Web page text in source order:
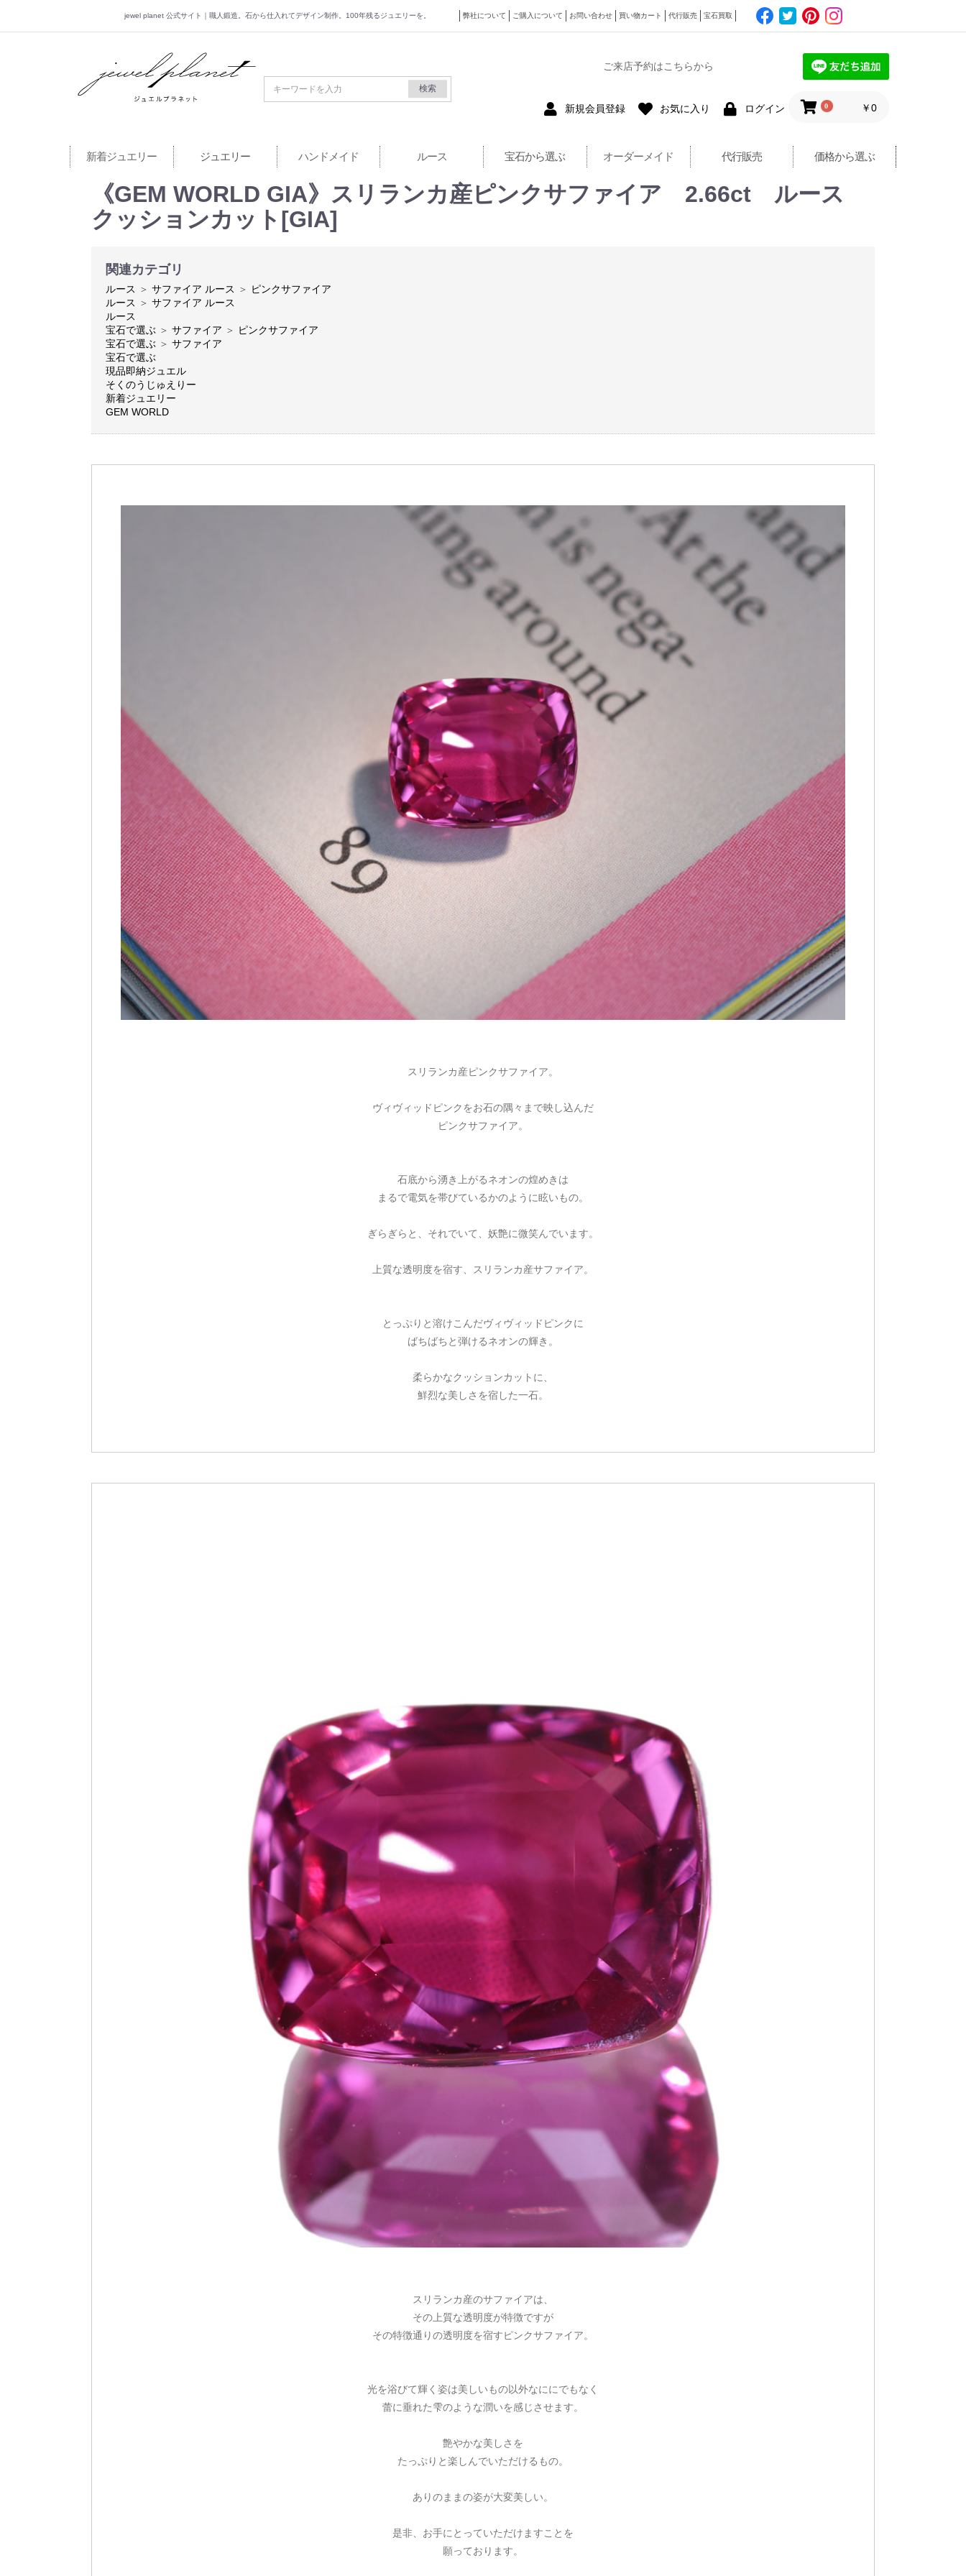
jewel planet 公式サイト｜職人鍛造。石から仕入れてデザイン制作。100年残るジュエリーを。 弊社について ご購入について お問い合わせ 買い物カート 代行販売 宝石買取
jewel planet 公式サイト
検索
ご来店予約はこちらから
新規会員登録 お気に入り ログイン 0 ￥0
新着ジュエリー ジュエリー ハンドメイド ルース 宝石から選ぶ オーダーメイド 代行販売 価格から選ぶ
《GEM WORLD GIA》スリランカ産ピンクサファイア 2.66ct ルース
クッションカット[GIA]
関連カテゴリ
ルース ＞ サファイア ルース ＞ ピンクサファイア
ルース ＞ サファイア ルース
ルース
宝石で選ぶ ＞ サファイア ＞ ピンクサファイア
宝石で選ぶ ＞ サファイア
宝石で選ぶ
現品即納ジュエル
そくのうじゅえりー
新着ジュエリー
GEM WORLD
スリランカ産ピンクサファイア。
ヴィヴィッドピンクをお石の隅々まで映し込んだ
ピンクサファイア。
石底から湧き上がるネオンの煌めきは
まるで電気を帯びているかのように眩いもの。
ぎらぎらと、それでいて、妖艶に微笑んでいます。
上質な透明度を宿す、スリランカ産サファイア。
とっぷりと溶けこんだヴィヴィッドピンクに
ばちばちと弾けるネオンの輝き。
柔らかなクッションカットに、
鮮烈な美しさを宿した一石。
スリランカ産のサファイアは、
その上質な透明度が特徴ですが
その特徴通りの透明度を宿すピンクサファイア。
光を浴びて輝く姿は美しいもの以外なににでもなく
蕾に垂れた雫のような潤いを感じさせます。
艶やかな美しさを
たっぷりと楽しんでいただけるもの。
ありのままの姿が大変美しい。
是非、お手にとっていただけますことを
願っております。